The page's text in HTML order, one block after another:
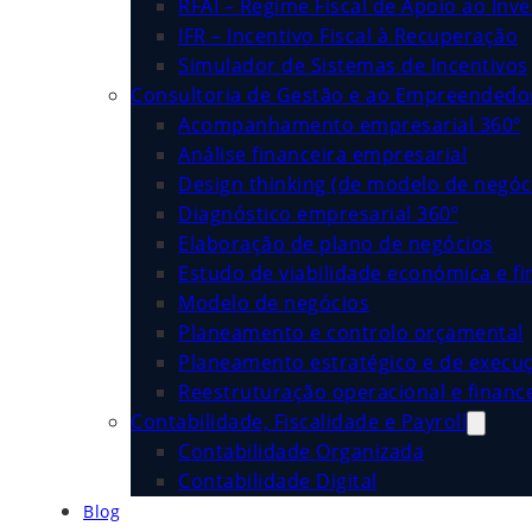
RFAI – Regime Fiscal de Apoio ao
IFR – Incentivo Fiscal à Recuperação
Simulador de Sistemas de Incentivos
Consultoria de Gestão e ao
Acompanhamento empresarial 360º
Análise financeira empresarial
Design thinking (de modelo de
Diagnóstico empresarial 360º
Elaboração de plano de negócios
Estudo de viabilidade económica e
Modelo de negócios
Planeamento e controlo orçamental
Planeamento estratégico e de
Reestruturação operacional e
Contabilidade, Fiscalidade e Payroll
Contabilidade Organizada
Contabilidade Digital
Blog